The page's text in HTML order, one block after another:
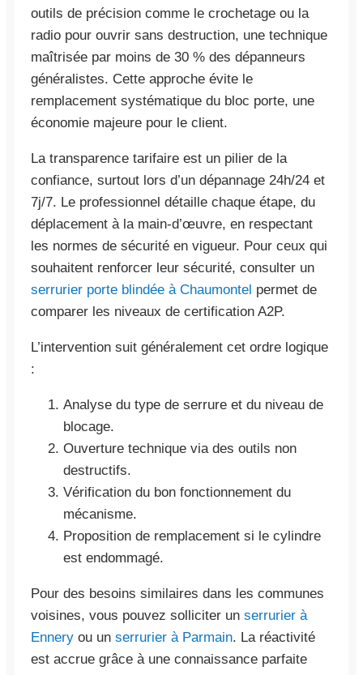
outils de précision comme le crochetage ou la
radio pour ouvrir sans destruction, une technique
maîtrisée par moins de 30 % des dépanneurs
généralistes. Cette approche évite le
remplacement systématique du bloc porte, une
économie majeure pour le client.
La transparence tarifaire est un pilier de la
confiance, surtout lors d’un dépannage 24h/24 et
7j/7. Le professionnel détaille chaque étape, du
déplacement à la main-d’œuvre, en respectant
les normes de sécurité en vigueur. Pour ceux qui
souhaitent renforcer leur sécurité, consulter un
serrurier porte blindée à Chaumontel permet de
comparer les niveaux de certification A2P.
L’intervention suit généralement cet ordre logique
:
Analyse du type de serrure et du niveau de
blocage.
Ouverture technique via des outils non
destructifs.
Vérification du bon fonctionnement du
mécanisme.
Proposition de remplacement si le cylindre
est endommagé.
Pour des besoins similaires dans les communes
voisines, vous pouvez solliciter un serrurier à
Ennery ou un serrurier à Parmain. La réactivité
est accrue grâce à une connaissance parfaite